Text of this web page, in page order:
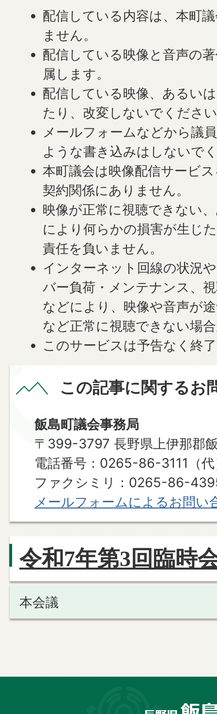
配信している内容は、本町
ません。
配信している映像と音声の
属します。
配信している映像、あるい
たり、改変しないでくださ
メールフォームなどから議
ような書き込みはしないで
本町議会は映像配信サービ
契約関係にありません。
映像が正常に視聴できない
により何らかの損害が生じ
責任を負いません。
インターネット回線の状況
バー負荷・メンテナンス、
などにより、映像や音声が
など正常に視聴できない場
このサービスは予告なく終
この記事に関するお
飯島町議会事務局
〒399-3797 長野県上伊那郡
電話番号：0265-86-3111（
ファクシミリ：0265-86-
メールフォームによるお問い
令和7年第3回臨時
本会議